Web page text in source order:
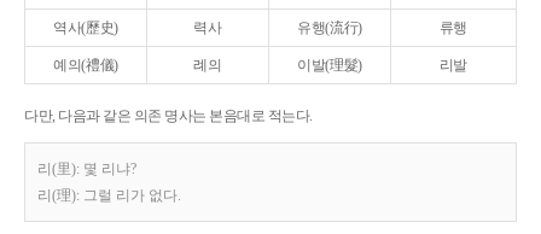
역사(歷史) 력사 유행(流行) 류행
예의(禮儀) 례의 이발(理髮) 리발
다만, 다음과 같은 의존 명사는 본음대로 적는다.
리(里): 몇 리냐?
리(理): 그럴 리가 없다.